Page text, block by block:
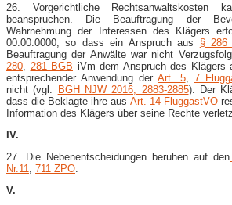
26. Vorgerichtliche Rechtsanwaltskosten
beanspruchen. Die Beauftragung der
Wahrnehmung der Interessen des Klägers
00.00.0000, so dass ein Anspruch aus § 286
Beauftragung der Anwälte war nicht
280
281 BGB iVm dem Anspruch des Klägers
entsprechender Anwendung derArt. 5, 7
nicht (vgl. BGH NJW 2016, 2883-2885). Der
dass die Beklagte ihre aus Art. 14 FluggastVO
Information des Klägers über seine Rechte
IV.
27. Die Nebenentscheidungen beruhen auf den
Nr.11
711 ZPO
V.